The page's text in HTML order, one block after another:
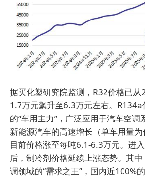
据买化塑研究院监测，R32价格已
1.7万元飙升至6.3万元左右。
的“车用主力”，广泛应用于汽车空调
新能源汽车的高速增长（单车用量为
目前价格涨至每吨6.1-6.3万元。进
后，制冷剂价格延续上涨态势。其
调领域的“需求之王”，国内近100%